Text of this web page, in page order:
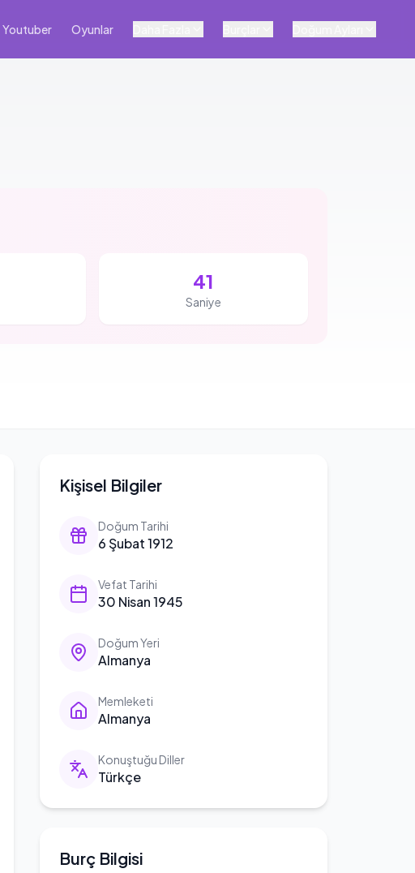
Youtuber Oyunlar
40
Saniye
Kişisel Bilgiler
Doğum Tarihi
6 Şubat 1912
Vefat Tarihi
30 Nisan 1945
Doğum Yeri
Almanya
Memleketi
Almanya
Konuştuğu Diller
Türkçe
Burç Bilgisi